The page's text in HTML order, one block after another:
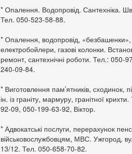
* Опалення. Водопровід. Сантехніка.
Тел. 050-523-58-88.
* Опалення, водопровід, «безбашенки»,
електробойлери, газові колонки.
ремонт, сантехнічні роботи. Тел.: 050-
240-09-84.
* Виготовлення пам’ятників, сходинок,
ін. із граніту, мармуру, гранітної
92-09, 050-199-63-92, Віктор.
* Адвокатські послуги, перерахунок
військовослужбовцям, МВС. Ужгород,
13/12. Тел. 050-658-70-82.